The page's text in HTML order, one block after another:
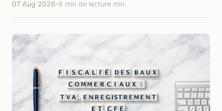
07 Aug 2026-8 min de lecture